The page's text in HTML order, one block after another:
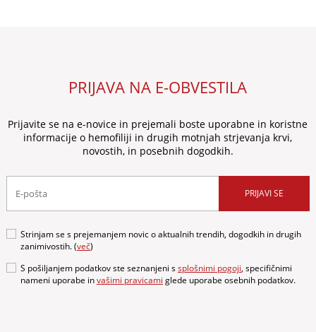
PRIJAVA NA E-OBVESTILA
Prijavite se na e-novice in prejemali boste uporabne in koristne
informacije o hemofiliji in drugih motnjah strjevanja krvi,
novostih, in posebnih dogodkih.
PRIJAVI SE
Strinjam se s prejemanjem novic o aktualnih trendih, dogodkih in drugih
zanimivostih. (več)
S pošiljanjem podatkov ste seznanjeni ssplošnimi pogoji, specifičnimi
nameni uporabe invašimi pravicami glede uporabe osebnih podatkov.